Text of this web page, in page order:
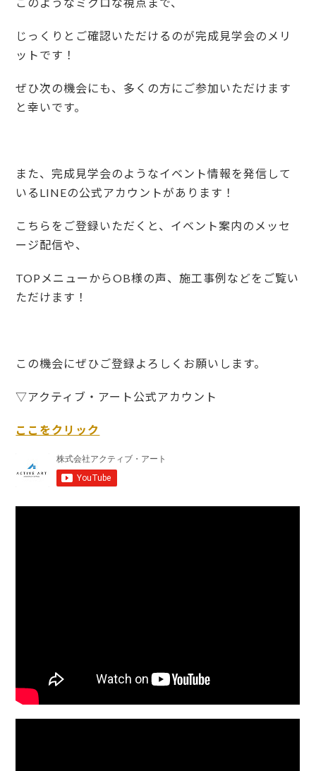
じっくりとご確認いただけるのが完成見学会のメリ
ットです！
ぜひ次の機会にも、多くの方にご参加いただけます
と幸いです。
また、完成見学会のようなイベント情報を発信して
いるLINEの公式アカウントがあります！
こちらをご登録いただくと、イベント案内のメッセ
ージ配信や、
TOPメニューからOB様の声、施工事例などをご覧い
ただけます！
この機会にぜひご登録よろしくお願いします。
▽アクティブ・アート公式アカウント
ここをクリック